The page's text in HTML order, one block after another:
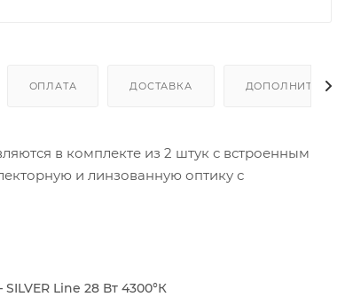
ОПЛАТА ДОСТАВКА
в комплекте из 2 штук с встроенным
и линзованную оптику с
SILVER Line 28 Вт 4300°К